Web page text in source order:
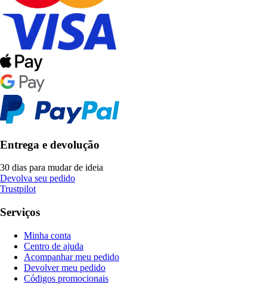
Entrega e devolução
30 dias para mudar de ideia
Devolva seu pedido
Trustpilot
Serviços
Minha conta
Centro de ajuda
Acompanhar meu pedido
Devolver meu pedido
Códigos promocionais